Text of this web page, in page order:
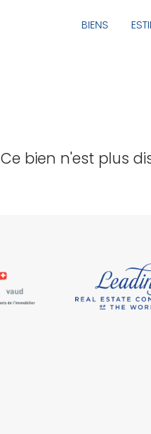
BIENS
Ce bien n'est plus